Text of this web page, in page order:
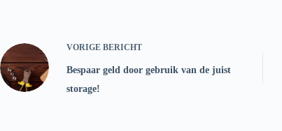
VORIGE BERICHT
Bespaar geld door gebruik van de juist
storage!